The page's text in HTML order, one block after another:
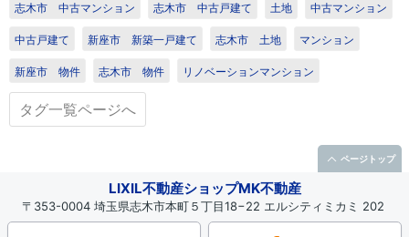
志木市 中古マンション 志木市 中古戸建て 土地 中古マンション
中古戸建て 新座市 新築一戸建て 志木市 土地 マンション
新座市 物件 志木市 物件 リノベーションマンション
タグ一覧ページへ
LIXIL不動産ショップMK不動産
〒353-0004 埼玉県志木市本町５丁目18−22 エルシティミカミ 202
ページトップ